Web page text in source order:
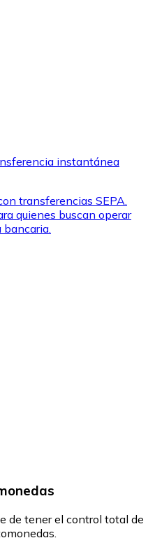
instantánea
transferencias SEPA.
quienes buscan operar
de tener el control total de